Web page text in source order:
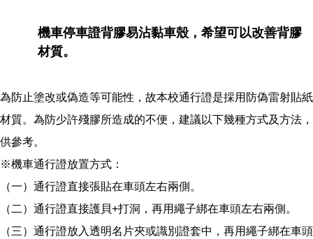
機車停車證背膠易沾黏車殼，希望可以改善背膠
材質。
為防止塗改或偽造等可能性，故本校通行證是採用防偽雷射貼紙
材質。為防少許殘膠所造成的不便，建議以下幾種方式及方法，
供參考。
※機車通行證放置方式：
（一）通行證直接張貼在車頭左右兩側。
（二）通行證直接護貝+打洞，再用繩子綁在車頭左右兩側。
（三）通行證放入透明名片夾或識別證套中，再用繩子綁在車頭